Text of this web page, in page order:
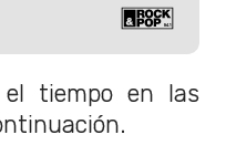
el tiempo en las